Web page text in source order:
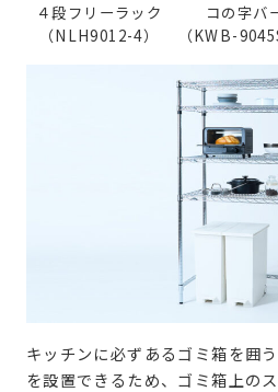
４段フリーラック
（NLH9012-4）
コの字バ
（KWB-
キッチンに必ずあるゴミ箱を囲
を設置できるため、ゴミ箱上の